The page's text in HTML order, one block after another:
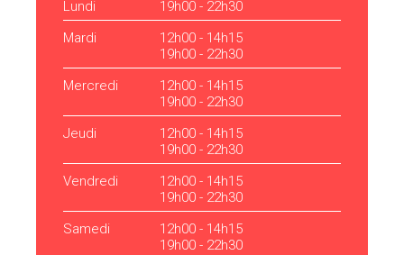
Lundi
19h00 - 22h30
Mardi
12h00 - 14h15
19h00 - 22h30
Mercredi
12h00 - 14h15
19h00 - 22h30
Jeudi
12h00 - 14h15
19h00 - 22h30
Vendredi
12h00 - 14h15
19h00 - 22h30
Samedi
12h00 - 14h15
19h00 - 22h30